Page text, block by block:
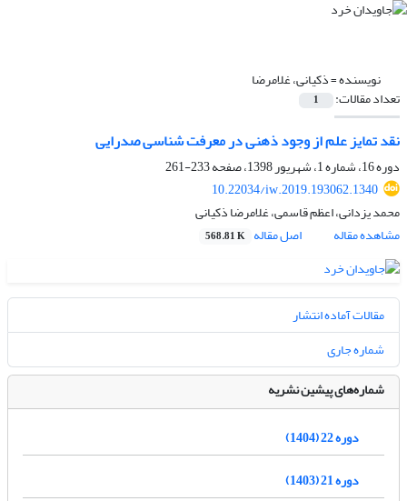
نویسنده =ذکیانی، غلامرضا
تعداد مقالات: 1
نقد تمایز علم از وجود ذهنی در معرفت شناسی صدرایی
دوره 16، شماره 1، شهریور 1398، صفحه
233-261
10.22034/iw.2019.193062.1340
محمد یزدانی، اعظم قاسمی، غلامرضا ذکیانی
مشاهده مقاله
اصل مقاله 568.81 K
مقالات آماده انتشار
شماره جاری
شماره‌های پیشین نشریه
دوره 22 (1404)
دوره 21 (1403)